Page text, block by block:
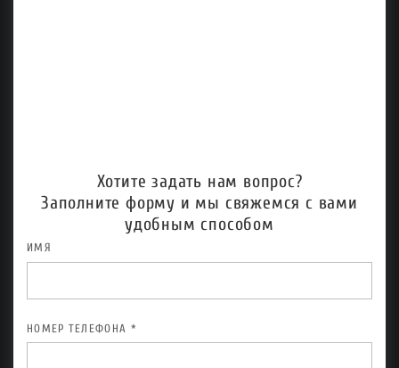
Хотите задать нам вопрос?
Заполните форму и мы свяжемся с вами
удобным способом
ИМЯ
НОМЕР ТЕЛЕФОНА *